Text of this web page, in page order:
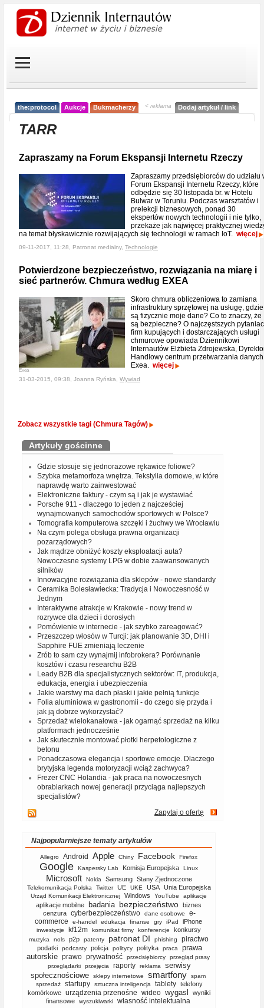
the:protocol Aukcje Bukmacherzy < reklama Dodaj artykuł / link
TARR
Zapraszamy na Forum Ekspansji Internetu Rzeczy
Zapraszamy przedsiębiorców do udziału
Forum Ekspansji Internetu Rzeczy, które
odbędzie się 30 listopada br. w Hotelu
Bulwar w Toruniu. Podczas warsztatów i
prelekcji biznesowych, ponad 30
ekspertów nowych technologii i nie tylko,
przekaże jak najwięcej praktycznej
na temat błyskawicznie rozwijających się technologii w ramach IoT. więcej
09-11-2017, 11:28, Patronat medialny, Technologie
Potwierdzone bezpieczeństwo, rozwiązania na miarę i
sieć partnerów. Chmura według EXEA
Exea
Skoro chmura obliczeniowa to zamiana
infrastruktury sprzętowej na usługę, gdzie
są fizycznie moje dane? Co to znaczy, że
są bezpieczne? O najczęstszych
firm kupujących i dostarczających usługi
chmurowe opowiada Dziennikowi
Internautów Elżbieta Zdrojewska,
Handlowy centrum przetwarzania danych
Exea. więcej
31-03-2015, 09:38, Joanna Ryńska, Wywiad
Zobacz wszystkie tagi (Chmura Tagów)
Artykuły gościnne
Gdzie stosuje się jednorazowe rękawice foliowe?
Szybka metamorfoza wnętrza. Tekstylia domowe, w które
naprawdę warto zainwestować
Elektroniczne faktury - czym są i jak je wystawiać
Porsche 911 - dlaczego to jeden z najcześciej
wynajmowanych samochodów sportowych w Polsce?
Tomografia komputerowa szczęki i żuchwy we Wrocławiu
Na czym polega obsługa prawna organizacji
pozarządowych?
Jak mądrze obniżyć koszty eksploatacji auta?
Nowoczesne systemy LPG w dobie zaawansowanych
silników
Innowacyjne rozwiązania dla sklepów - nowe standardy
Ceramika Bolesławiecka: Tradycja i Nowoczesność w
Jednym
Interaktywne atrakcje w Krakowie - nowy trend w
rozrywce dla dzieci i dorosłych
Pomówienie w internecie - jak szybko zareagować?
Przeszczep włosów w Turcji: jak planowanie 3D, DHI i
Sapphire FUE zmieniają leczenie
Zrób to sam czy wynajmij infobrokera? Porównanie
kosztów i czasu researchu B2B
Leady B2B dla specjalistycznych sektorów: IT, produkcja,
edukacja, energia i ubezpieczenia
Jakie warstwy ma dach płaski i jakie pełnią funkcje
Folia aluminiowa w gastronomii - do czego się przyda i
jak ją dobrze wykorzystać?
Sprzedaż wielokanałowa - jak ogarnąć sprzedaż na kilku
platformach jednocześnie
Jak skutecznie montować płotki herpetologiczne z
betonu
Ponadczasowa elegancja i sportowe emocje. Dlaczego
brytyjska legenda motoryzacji wciąż zachwyca?
Frezer CNC Holandia - jak praca na nowoczesnych
obrabiarkach nowej generacji przyciąga najlepszych
specjalistów?
Zapytaj o ofertę
Najpopularniejsze tematy artykułów
Allegro Android Apple Chiny Facebook Firefox
Google Kaspersky Lab Komisja Europejska Linux
Microsoft Nokia Samsung Stany Zjednoczone
Telekomunikacja Polska Twitter UE UKE USA Unia Europejska
Urząd Komunikacji Elektronicznej Windows YouTube aplikacje
aplikacje mobilne badania bezpieczeństwo biznes
cenzura cyberbezpieczeństwo dane osobowe
e-
commerce
e-handel edukacja finanse gry iPad iPhone
inwestycje kf12m komunikat firmy konferencje konkursy
muzyka nols p2p patenty patronat DI phishing piractwo
podatki podcasty policja politycy polityka praca
prawa
autorskie prawo prywatność przedsiębiorcy
przegląd prasy
przeglądarki
przejęcia raporty reklama
serwisy
społecznościowe
sklepy internetowe smartfony
spam
sprzedaż
startupy sztuczna inteligencja tablety telefony
komórkowe
urządzenia przenośne wideo wygasl
wyniki
finansowe
wyszukiwarki własność intelektualna